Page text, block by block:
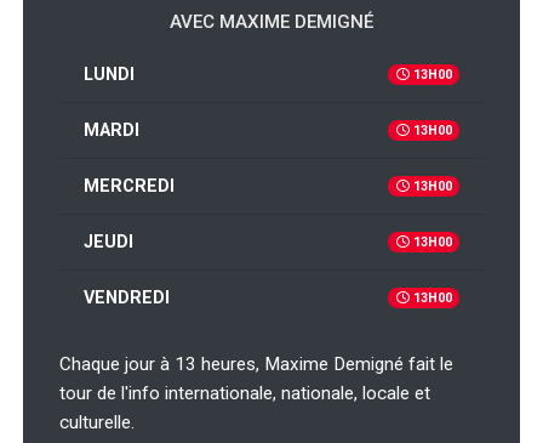
AVEC MAXIME DEMIGNÉ
LUNDI 13H00
MARDI 13H00
MERCREDI 13H00
JEUDI 13H00
VENDREDI 13H00
Chaque jour à 13 heures, Maxime Demigné fait le
tour de l'info internationale, nationale, locale et
culturelle.